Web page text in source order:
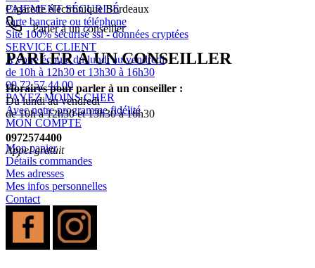
PAIEMENT SÉCURISÉ
carte bancaire ou téléphone
Site 100% sécurisé ssl - données cryptées
SERVICE CLIENT
A votre écoute du lundi au vendredi
de 10h à 12h30 et 13h30 à 16h30
09 72 57 44 00
PAYEZ MOINS CHER
Avec notre programme fidélité
MON COMPTE
Mon panier
Détails commandes
Mes adresses
Mes infos personnelles
Contact
Cigarette électronique Bordeaux
Parler à un conseiller
PARLER À UN CONSEILLER
Horaires pour parler à un conseiller :
Du lundi au vendredi
de 10h à 12h30 et 13h30 à 16h30
0972574400
Appel gratuit